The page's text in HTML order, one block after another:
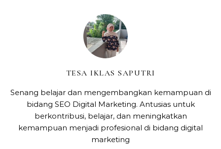
TESA IKLAS SAPUTRI
Senang belajar dan mengembangkan kemampuan di
bidang SEO Digital Marketing. Antusias untuk
berkontribusi, belajar, dan meningkatkan
kemampuan menjadi profesional di bidang digital
marketing